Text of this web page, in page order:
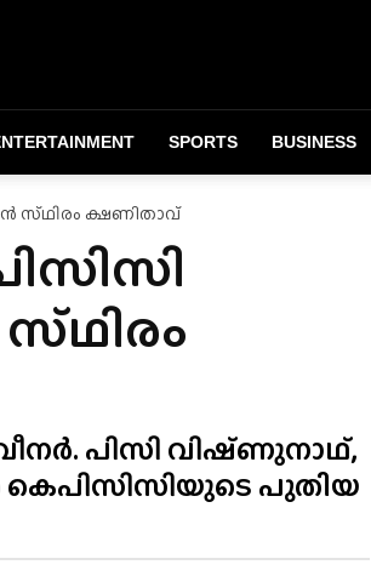
SPORTS BUSINESS
സ്‌ഥിരം ക്ഷണിതാവ്
പിസി വിഷ്‌ണുനാഥ്‌,
കെപിസിസിയുടെ പുതിയ